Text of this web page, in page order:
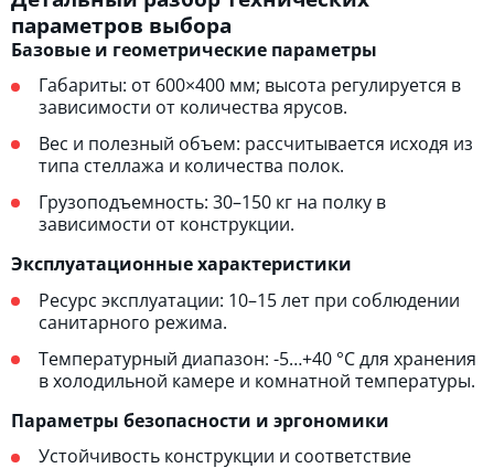
параметров выбора
Базовые и геометрические параметры
Габариты: от 600×400 мм; высота регулируется в
зависимости от количества ярусов.
Вес и полезный объем: рассчитывается исходя из
типа стеллажа и количества полок.
Грузоподъемность: 30–150 кг на полку в
зависимости от конструкции.
Эксплуатационные характеристики
Ресурс эксплуатации: 10–15 лет при соблюдении
санитарного режима.
Температурный диапазон: -5…+40 °C для хранения
в холодильной камере и комнатной температуры.
Параметры безопасности и эргономики
Устойчивость конструкции и соответствие